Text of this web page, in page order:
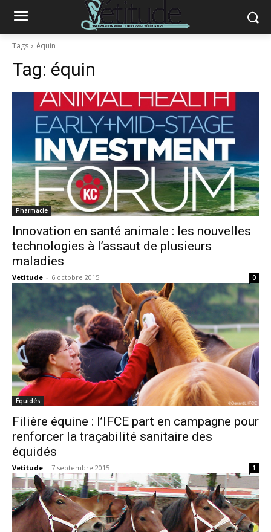
Tags équin
Tag: équin
Pharmacie
Innovation en santé animale : les nouvelles
technologies à l’assaut de plusieurs
maladies
Vetitude - 6 octobre 2015 0
Équidés
Filière équine : l’IFCE part en campagne pour
renforcer la traçabilité sanitaire des
équidés
Vetitude - 7 septembre 2015 1